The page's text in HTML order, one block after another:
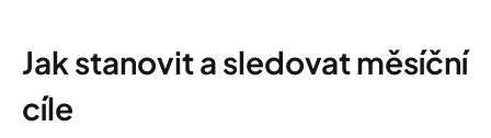
Jak stanovit a sledovat měsíční
cíle